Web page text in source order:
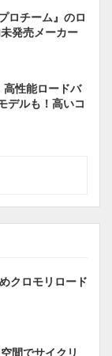
ロチーム』のロ
発売メーカー
高性能ロードバ
デルも！高いコ
クロモリロード
間でサイクリ